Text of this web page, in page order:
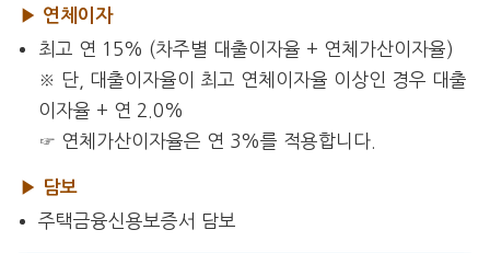
▶ 연체이자
최고 연 15% (차주별 대출이자율 + 연체가산이자율)
※ 단, 대출이자율이 최고 연체이자율 이상인 경우 대출
이자율 + 연 2.0%
☞ 연체가산이자율은 연 3%를 적용합니다.
▶ 담보
주택금융신용보증서 담보